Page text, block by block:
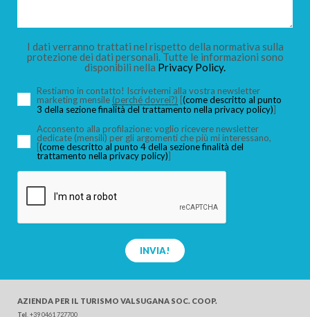
ADULTI
CERCA
I dati verranno trattati nel rispetto della normativa sulla
protezione dei dati personali. Tutte le informazioni sono
disponibili nella Privacy Policy.
Restiamo in contatto! Iscrivetemi alla vostra newsletter
marketing mensile (perché dovrei?) [(come descritto al punto
3 della sezione finalità del trattamento nella privacy policy)]
Acconsento alla profilazione: voglio ricevere newsletter
dedicate (mensili) per gli argomenti che più mi interessano,
[(come descritto al punto 4 della sezione finalità del
trattamento nella privacy policy)]
INVIA!
AZIENDA PER IL TURISMO VALSUGANA SOC. COOP.
Tel +39 0461 727700